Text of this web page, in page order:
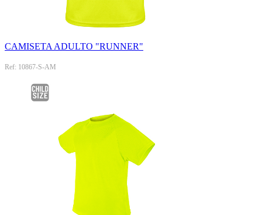
CAMISETA ADULTO "RUNNER"
Ref: 10867-S-AM